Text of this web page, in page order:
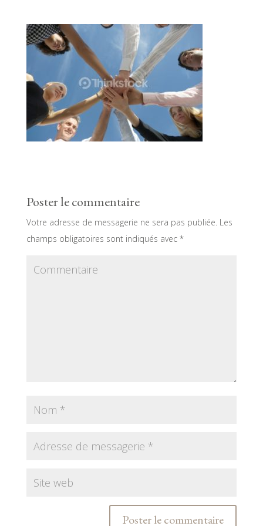
Poster le commentaire
Votre adresse de messagerie ne sera pas publiée.Les
champs obligatoires sont indiqués avec *